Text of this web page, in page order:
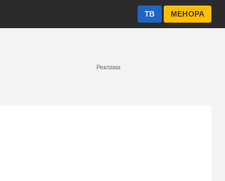
МЕНОРА
ТВ
Реклама